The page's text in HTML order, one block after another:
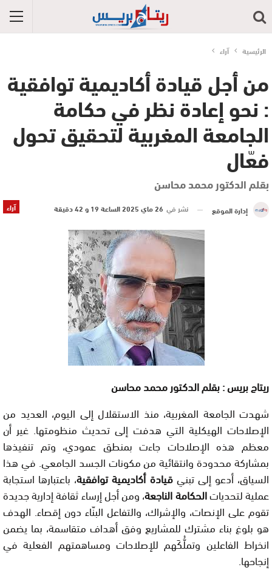
الرئيسية آراء
من أجل قيادة أكاديمية توافقية
: نحو إعادة نظر في حكامة
الجامعة المغربية لتحقيق تحول
فعّال
بقلم الدكتور محمد محاسن
آراء إدارة الموقع نشر في 26 ماي 2025 الساعة 19 و 42 دقيقة
ريتاج بريس: بقلم الدكتور محمد محاسن
شهدت الجامعة المغربية، منذ الاستقلال إلى اليوم، العديد من
الإصلاحات الهيكلية التي هدفت إلى تحديث منظومتها. غير أن
معظم هذه الإصلاحات جاءت بمنطق عمودي، وتم تنفيذها
بمشاركة محدودة وانتقائية من مكونات الجسد الجامعي. في هذا
السياق، أدعو إلى تبنيقيادة أكاديمية توافقية، باعتبارها استجابة
عملية لتحدياتالحكامة الناجعة، ومن أجل إرساء ثقافة إدارية جديدة
تقوم على الإنصات، والإشراك، والتفاعل البنّاء دون إقصاء. الهدف
هو بلوغ بناء مشترك للمشاريع وفق أهداف متقاسمة، بما يضمن
انخراط الفاعلين وتملُّكَهم للإصلاحات ومساهمتهم الفعلية في
إنجاحها.